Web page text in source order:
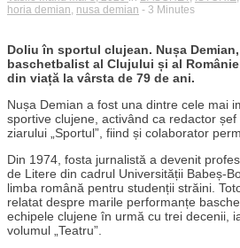
horia demian nusa demian - 3 Minutes
Doliu în sportul clujean. Nușa
baschetbalist al Clujului și al
din viață la vârsta de 79 de ani.
Nușa Demian a fost una dintre cele mai
sportive clujene, activând ca redactor
ziarului „Sportul”, fiind și colaborator
Din 1974, fosta jurnalistă a devenit
de Litere din cadrul Universității Babeș-
limba română pentru studenții străini.
relatat despre marile performanțe
echipele clujene în urmă cu trei decenii,
volumul „Teatru”.